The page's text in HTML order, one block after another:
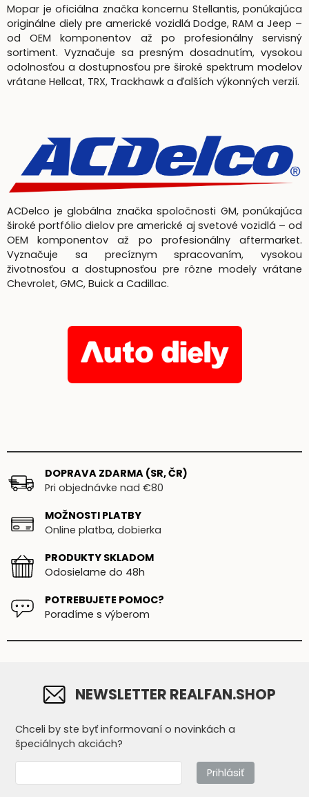
Mopar je oficiálna značka koncernu Stellantis, ponúkajúca
originálne diely pre americké vozidlá Dodge, RAM a Jeep –
od OEM komponentov až po profesionálny servisný
sortiment. Vyznačuje sa presným dosadnutím, vysokou
odolnosťou a dostupnosťou pre široké spektrum modelov
vrátane Hellcat, TRX, Trackhawk a ďalších výkonných verzií.
ACDelco je globálna značka spoločnosti GM, ponúkajúca
široké portfólio dielov pre americké aj svetové vozidlá – od
OEM komponentov až po profesionálny aftermarket.
Vyznačuje sa precíznym spracovaním, vysokou
životnosťou a dostupnosťou pre rôzne modely vrátane
Chevrolet, GMC, Buick a Cadillac.
DOPRAVA ZDARMA (SR, ČR)
Pri objednávke nad €80
MOŽNOSTI PLATBY
Online platba, dobierka
PRODUKTY SKLADOM
Odosielame do 48h
POTREBUJETE POMOC?
Poradíme s výberom
NEWSLETTER REALFAN.SHOP
Chceli by ste byť informovaní o novinkách a
špeciálnych akciách?
Prihlásiť